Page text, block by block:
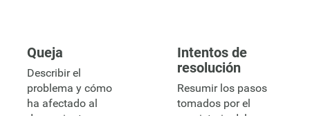
Queja
Describir el
problema y cómo
ha afectado al
Intentos de
resolución
Resumir los pasos
tomados por el